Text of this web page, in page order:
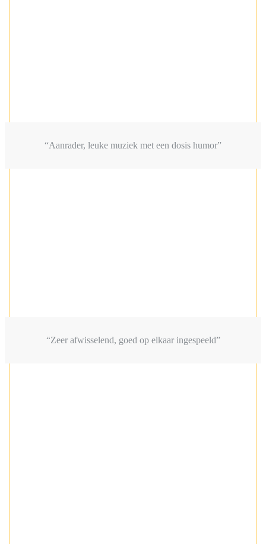
“Aanrader, leuke muziek met een dosis humor”
“Zeer afwisselend, goed op elkaar ingespeeld”